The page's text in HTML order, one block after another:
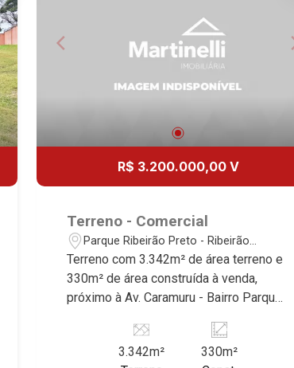
R$ 3.200.000,00 V
Terreno - Comercial
Parque Ribeirão Preto - Ribeirão
Preto/SP
Terreno com 3.342m² de área terreno e
330m² de área construída à venda,
próximo à Av. Caramuru - Bairro Parque
Conheça as características deste
imóvel que a Martinelli Imobiliária
3.342m²
330m²